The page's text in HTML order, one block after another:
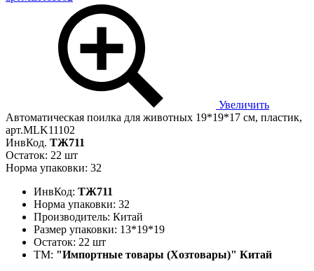
Увеличить
Автоматическая поилка для животных 19*19*17 см, пластик,
арт.MLK11102
ИнвКод. ТЖ711
Остаток: 22 шт
Норма упаковки: 32
ИнвКод: ТЖ711
Норма упаковки: 32
Производитель: Китай
Размер упаковки: 13*19*19
Остаток: 22 шт
ТМ: "Импортные товары (Хозтовары)" Китай